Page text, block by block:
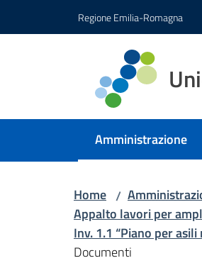
Regione Emilia-Romagna
Amministrazione
Menu selezionato
Home /
Appalto lavori per
Inv. 1.1 “Piano per
Documenti